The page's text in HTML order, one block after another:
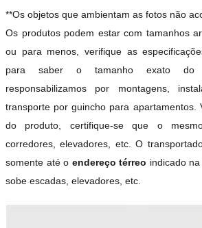
**Os objetos que ambientam as fotos não
Os produtos podem estar com tamanhos
ou para menos, verifique as
para saber o tamanho exato do
responsabilizamos por montagens,
transporte por guincho para apartamentos.
do produto, certifique-se que o
corredores, elevadores, etc. O
somente até o endereço térreo indicado
sobe escadas, elevadores, etc.